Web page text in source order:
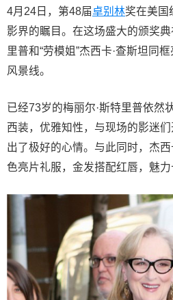
4月24日，第48届卓别林奖在美国
影界的瞩目。在这场盛大的颁奖典
里普和“劳模姐”杰西卡·查斯坦同
风景线。
已经73岁的梅丽尔·斯特里普依然
西装，优雅知性，与现场的影迷
出了极好的心情。与此同时，杰
色亮片礼服，金发搭配红唇，魅力